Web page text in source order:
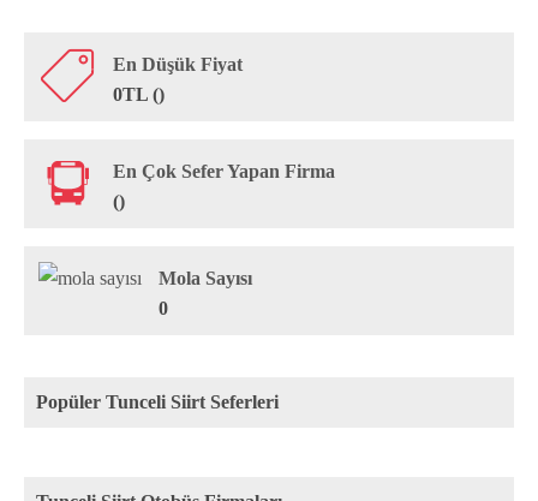
En Düşük Fiyat
0TL ()
En Çok Sefer Yapan Firma
()
Mola Sayısı
0
Popüler Tunceli Siirt Seferleri